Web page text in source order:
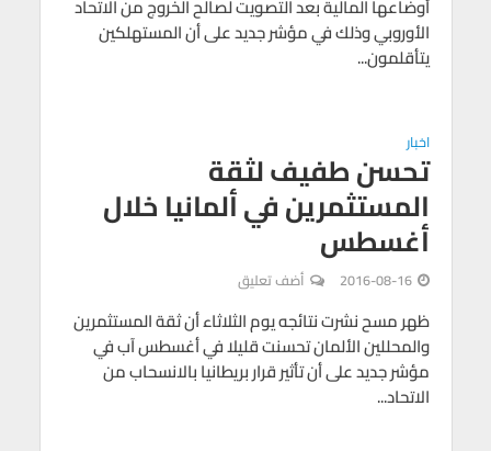
أوضاعها المالية بعد التصويت لصالح الخروج من الاتحاد
الأوروبي وذلك في مؤشر جديد على أن المستهلكين
يتأقلمون...
اخبار
تحسن طفيف لثقة
المستثمرين في ألمانيا خلال
أغسطس
2016-08-16 أضف تعليق
ظهر مسح نشرت نتائجه يوم الثلاثاء أن ثقة المستثمرين
والمحللين الألمان تحسنت قليلا في أغسطس آب في
مؤشر جديد على أن تأثير قرار بريطانيا بالانسحاب من
الاتحاد...